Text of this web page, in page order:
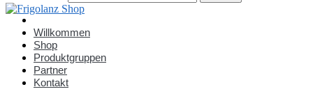
Willkommen
Shop
Produktgruppen
Partner
Kontakt